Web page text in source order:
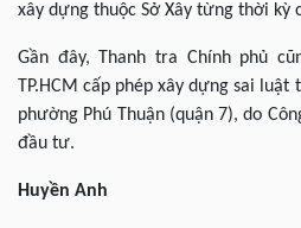
xây dựng thuộc Sở Xây từng thời kỳ
Gần đây, Thanh tra Chính phủ
TP.HCM cấp phép xây dựng sai luật
phường Phú Thuận (quận 7), do
đầu tư.
Huyền Anh